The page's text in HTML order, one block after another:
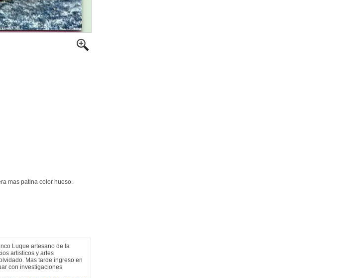
mas patina color hueso.
Luque artesano de la
artisticos y artes
Mas tarde ingreso en
con investigaciones